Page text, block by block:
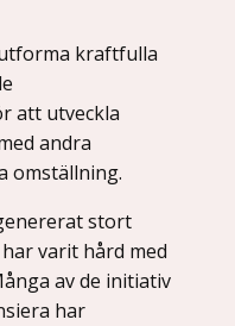
kraftfulla
att utveckla
andra
omställning.
stort
varit hård med
av de initiativ
har